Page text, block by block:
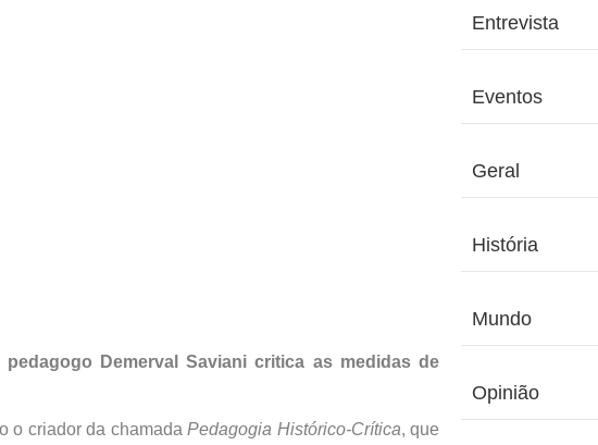
Demerval Saviani critica as medidas de
o criador da chamadaPedagogia Histórico-Crítica, que
Entrevista
Eventos
Geral
História
Mundo
Opinião